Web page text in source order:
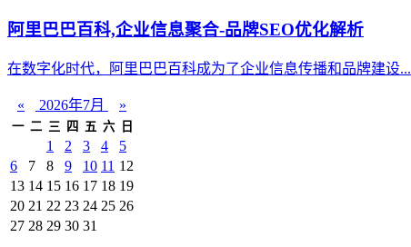
阿里巴巴百科,企业信息聚合-品牌SEO优化解析
在数字化时代，阿里巴巴百科成为了企业信息传播和品牌建设...
« 2026年7月 »
一 二 三 四 五 六 日
1 2 3 4
5
6
7 8 9 10 11 12
13 14 15 16 17 18 19
20 21 22 23 24 25 26
27 28 29 30 31